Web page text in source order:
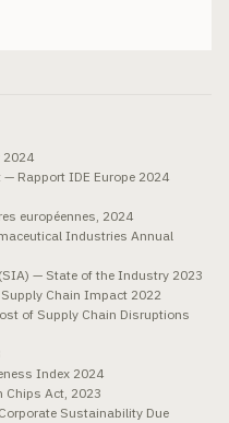
2024
Rapport IDE Europe 2024
européennes, 2024
Industries Annual
— State of the Industry 2023
Chain Impact 2022
of Supply Chain Disruptions
Index 2024
Chips Act, 2023
Sustainability Due